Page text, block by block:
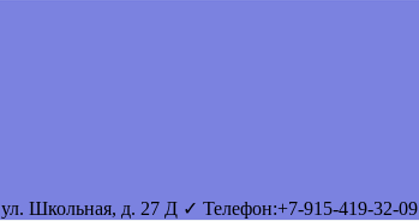
ул. Школьная, д. 27 Д ✓ Телефон:+7-915-419-32-09